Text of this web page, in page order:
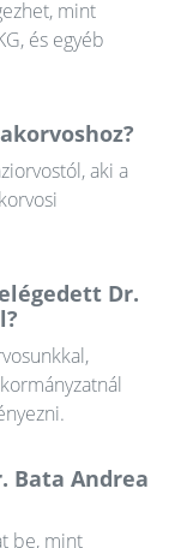
mint
és egyéb
aki a
Dr.
Bata Andrea
be, mint